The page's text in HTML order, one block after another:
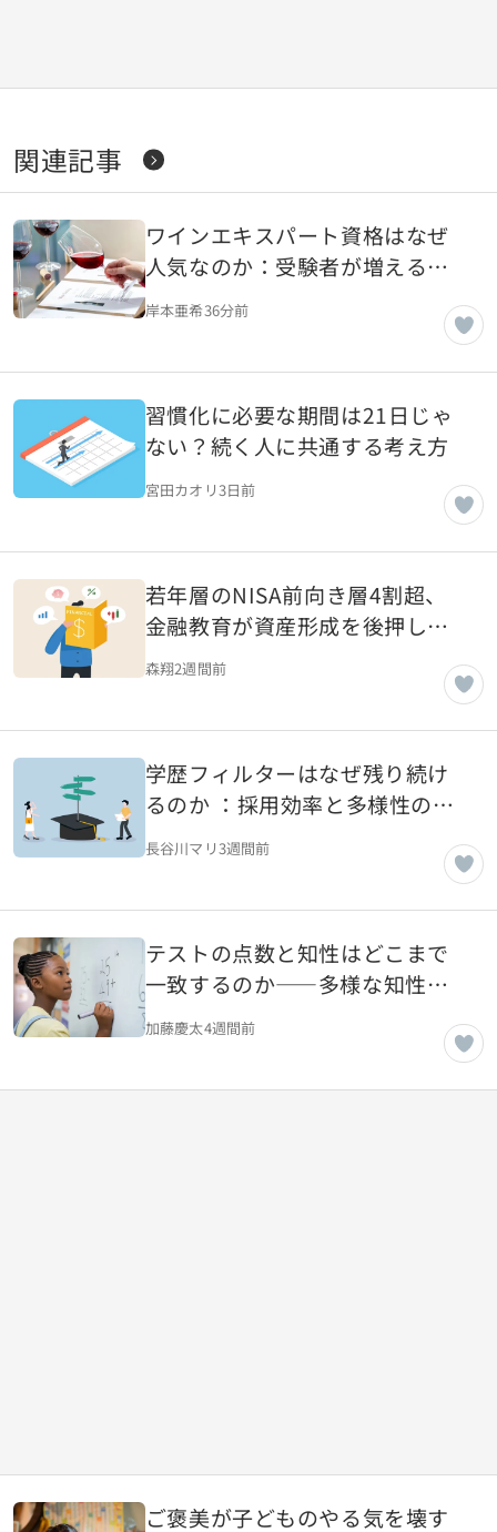
関連記事
ワインエキスパート資格はなぜ
人気なのか：受験者が増える背
景を読み解く
岸本亜希36分前
習慣化に必要な期間は21日じゃ
ない？続く人に共通する考え方
宮田カオリ3日前
若年層のNISA前向き層4割超、
金融教育が資産形成を後押しす
る理由
森翔2週間前
学歴フィルターはなぜ残り続け
るのか ：採用効率と多様性の間
にある課題
長谷川マリ3週間前
テストの点数と知性はどこまで
一致するのか――多様な知性と
教育評価
加藤慶太4週間前
ご褒美が子どものやる気を壊す